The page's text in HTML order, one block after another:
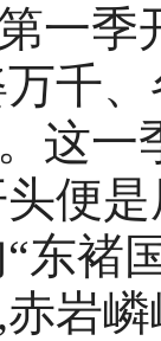
一季
千
这一
便
东褚
岩